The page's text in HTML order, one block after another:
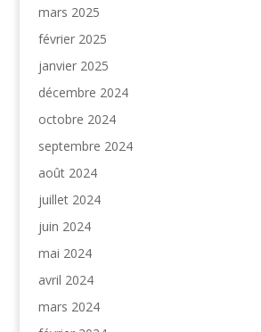
mars 2025
février 2025
janvier 2025
décembre 2024
octobre 2024
septembre 2024
août 2024
juillet 2024
juin 2024
mai 2024
avril 2024
mars 2024